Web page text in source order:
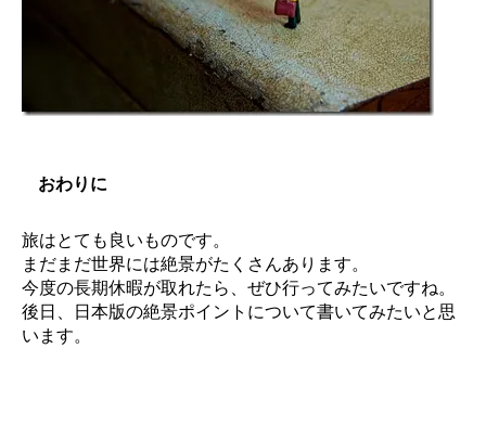
おわりに
旅はとても良いものです。
まだまだ世界には絶景がたくさんあります。
今度の長期休暇が取れたら、ぜひ行ってみたいですね。
後日、日本版の絶景ポイントについて書いてみたいと思
います。